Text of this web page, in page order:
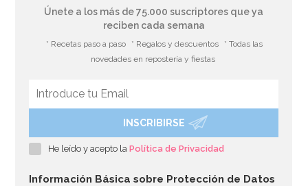
Set de 12 Pajitas Carnival
Únete a los más de 75.000 suscriptores que ya
reciben cada semana
* Recetas paso a paso * Regalos y descuentos
* Todas las
novedades en repostería y fiestas
INSCRIBIRSE
He leído y acepto laPolítica de Privacidad
Información Básica sobre Protección de Datos